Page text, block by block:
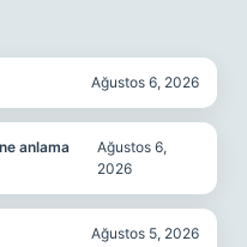
Ağustos 6, 2026
anlama
Ağustos 6,
2026
Ağustos 5, 2026